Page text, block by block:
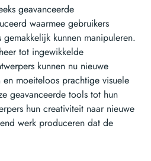
geavanceerde
waarmee gebruikers
kunnen manipuleren.
tot ingewikkelde
kunnen nu nieuwe
moeiteloos prachtige visuele
geavanceerde tools tot hun
hun creativiteit naar nieuwe
werk produceren dat de